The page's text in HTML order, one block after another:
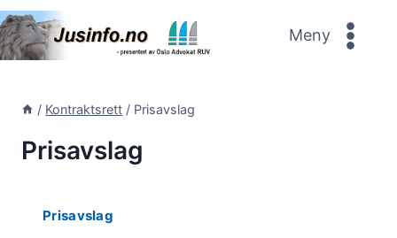
Skip
to
content
Meny
/ Kontraktsrett / Prisavslag
Prisavslag
Prisavslag